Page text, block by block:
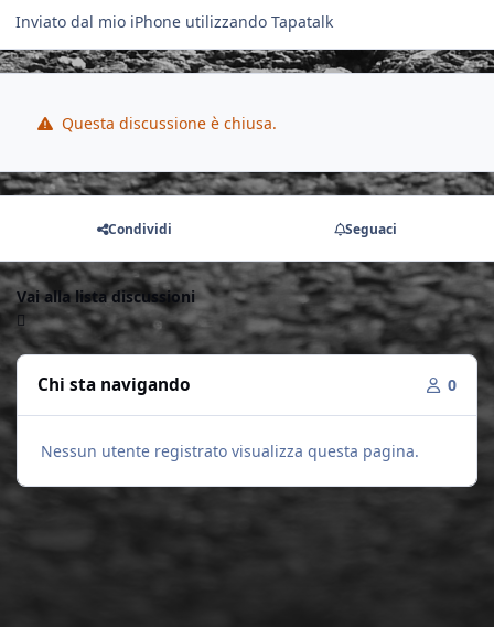
Inviato dal mio iPhone utilizzando Tapatalk
Questa discussione è chiusa.
Condividi Seguaci
Vai alla lista discussioni
Chi sta navigando 0
Nessun utente registrato visualizza questa pagina.